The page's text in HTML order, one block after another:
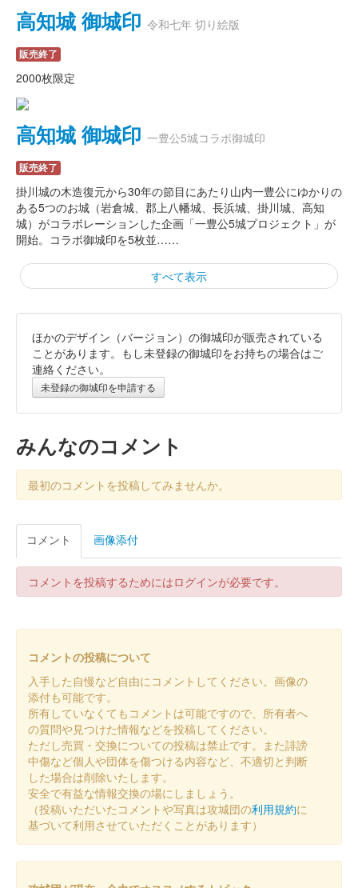
高知城 御城印 令和七年 切り絵版
販売終了
2000枚限定
高知城 御城印 一豊公5城コラボ御城印
販売終了
掛川城の木造復元から30年の節目にあたり山内一豊公にゆかりの
ある5つのお城（岩倉城、郡上八幡城、長浜城、掛川城、高知
城）がコラボレーションした企画「一豊公5城プロジェクト」が
開始。コラボ御城印を5枚並……
すべて表示
高知城 御城印 春バージョン
販売終了
高知城 御城印 令和5年正月限定版
販売終了
高知城 御城印
「Art+ +高知城ひかりの花図鑑」のイベント期間中の夜にだけ販
売された御城印。
高知城 御城印
高知城 御城印 令和4年正月限定版
販売終了
大高坂城（高知城） 御城印 お城
EXPO2021版
ほかのデザイン（バージョン）の御城印が販売されている
ことがあります。もし未登録の御城印をお持ちの場合はご
連絡ください。
未登録の御城印を申請する
みんなのコメント
最初のコメントを投稿してみませんか。
コメント 画像添付
コメントを投稿するためにはログインが必要です。
コメントの投稿について
入手した自慢など自由にコメントしてください。画像の
添付も可能です。
所有していなくてもコメントは可能ですので、所有者へ
の質問や見つけた情報などを投稿してください。
ただし売買・交換についての投稿は禁止です。また誹謗
中傷など個人や団体を傷つける内容など、不適切と判断
した場合は削除いたします。
安全で有益な情報交換の場にしましょう。
（投稿いただいたコメントや写真は攻城団の利用規約に
基づいて利用させていただくことがあります）